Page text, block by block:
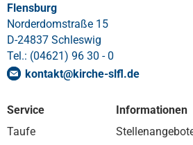
Flensburg
Norderdomstraße 15
D-24837 Schleswig
Tel.: (04621) 96 30 - 0
kontakt@kirche-slfl.de
Service
Taufe
Informationen